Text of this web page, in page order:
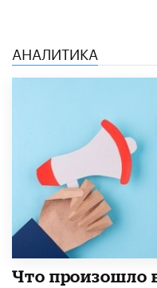
АНАЛИТИКА
​Что произошло